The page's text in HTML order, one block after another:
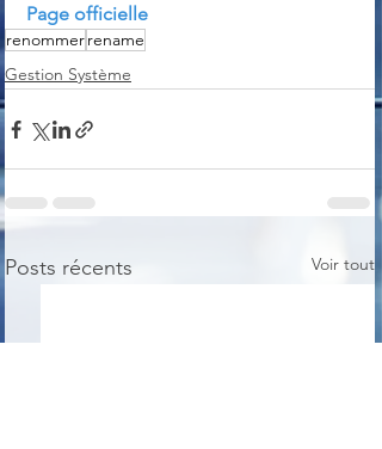
Page officielle
renommerrename
Gestion Système
Posts récents Voir tout